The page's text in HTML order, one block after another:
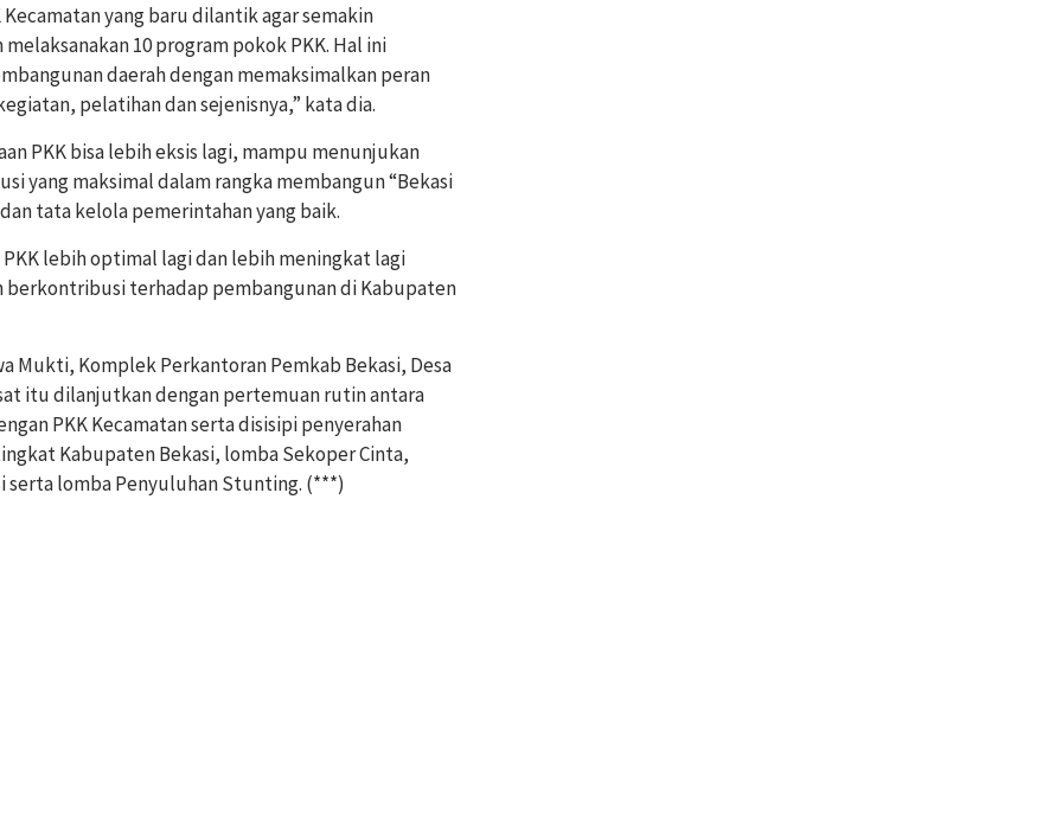
yang baru dilantik agar semakin
10 program pokok PKK. Hal ini
daerah dengan memaksimalkan peran
pelatihan dan sejenisnya,” kata dia.
PKK bisa lebih eksis lagi, mampu menunjukan
yang maksimal dalam rangka membangun “Bekasi
tata kelola pemerintahan yang baik.
lebih optimal lagi dan lebih meningkat lagi
berkontribusi terhadap pembangunan di Kabupaten
Mukti, Komplek Perkantoran Pemkab Bekasi, Desa
itu dilanjutkan dengan pertemuan rutin antara
PKK Kecamatan serta disisipi penyerahan
Kabupaten Bekasi, lomba Sekoper Cinta,
serta lomba Penyuluhan Stunting. (***)